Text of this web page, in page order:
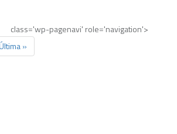
class='wp-pagenavi' role='navigation'>
»